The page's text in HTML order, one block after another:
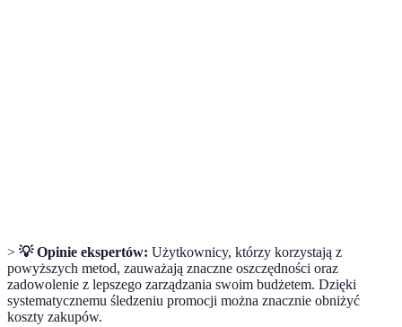
> 💡 Opinie ekspertów: Użytkownicy, którzy korzystają z
powyższych metod, zauważają znaczne oszczędności oraz
zadowolenie z lepszego zarządzania swoim budżetem. Dzięki
systematycznemu śledzeniu promocji można znacznie obniżyć
koszty zakupów.